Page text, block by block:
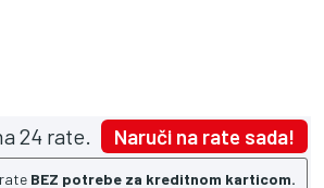
24 rate. Naruči na rate sada!
BEZ potrebe za kreditnom karticom.